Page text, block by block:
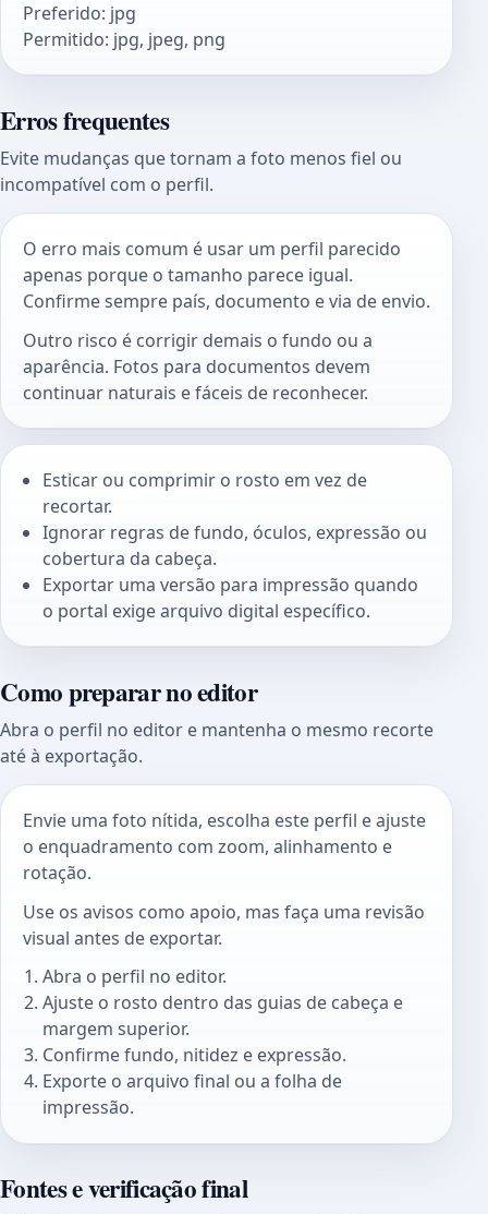
Preferido: jpg
Permitido: jpg, jpeg, png
Erros frequentes
Evite mudanças que tornam a foto menos fiel ou
incompatível com o perfil.
O erro mais comum é usar um perfil parecido
apenas porque o tamanho parece igual.
Confirme sempre país, documento e via de envio.
Outro risco é corrigir demais o fundo ou a
aparência. Fotos para documentos devem
continuar naturais e fáceis de reconhecer.
Esticar ou comprimir o rosto em vez de
recortar.
Ignorar regras de fundo, óculos, expressão ou
cobertura da cabeça.
Exportar uma versão para impressão quando
o portal exige arquivo digital específico.
Como preparar no editor
Abra o perfil no editor e mantenha o mesmo recorte
até à exportação.
Envie uma foto nítida, escolha este perfil e ajuste
o enquadramento com zoom, alinhamento e
rotação.
Use os avisos como apoio, mas faça uma revisão
visual antes de exportar.
Abra o perfil no editor.
Ajuste o rosto dentro das guias de cabeça e
margem superior.
Confirme fundo, nitidez e expressão.
Exporte o arquivo final ou a folha de
impressão.
Fontes e verificação final